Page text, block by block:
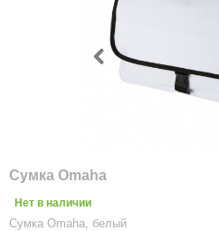
Сумка Omaha
Нет в наличии
Сумка Omaha, белый